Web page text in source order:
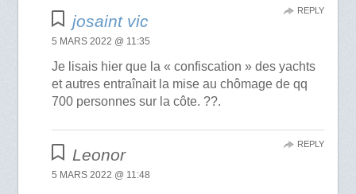
josaint vic
5 MARS 2022 @ 11:35
Je lisais hier que la « confiscation » des yachts
et autres entraînait la mise au chômage de qq
700 personnes sur la côte. ??.
REPLY
Leonor
5 MARS 2022 @ 11:48
REPLY